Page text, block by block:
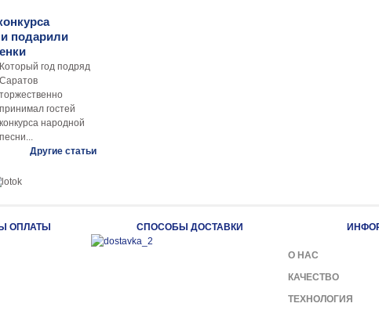
подарили
Который год подряд
Саратов
торжественно
принимал гостей
конкурса народной
песни...
Другие статьи
ОПЛАТЫ СПОСОБЫ ДОСТАВКИ
О НАС
КАЧЕСТВО
ТЕХНОЛОГИЯ